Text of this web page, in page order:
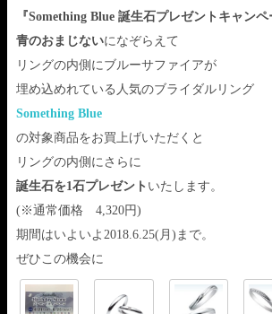
『Something Blue 誕生石プレゼントキャンペ
青のおまじないになぞらえて
リングの内側にブルーサファイアが
埋め込めれている人気のブライダルリング
Something Blue
の対象商品をお買上げいただくと
リングの内側にさらに
誕生石を1石プレゼント いたします。
(※通常価格 4,320円)
期間はいよいよ2018.6.25(月)まで。
ぜひこの機会に